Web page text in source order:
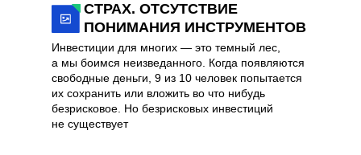
СТРАХ. ОТСУТСТВИЕ
ПОНИМАНИЯ ИНСТРУМЕНТОВ
Инвестиции для многих — это темный лес,
а мы боимся неизведанного. Когда появляются
свободные деньги, 9 из 10 человек попытается
их сохранить или вложить во что нибудь
безрисковое. Но безрисковых инвестиций
не существует